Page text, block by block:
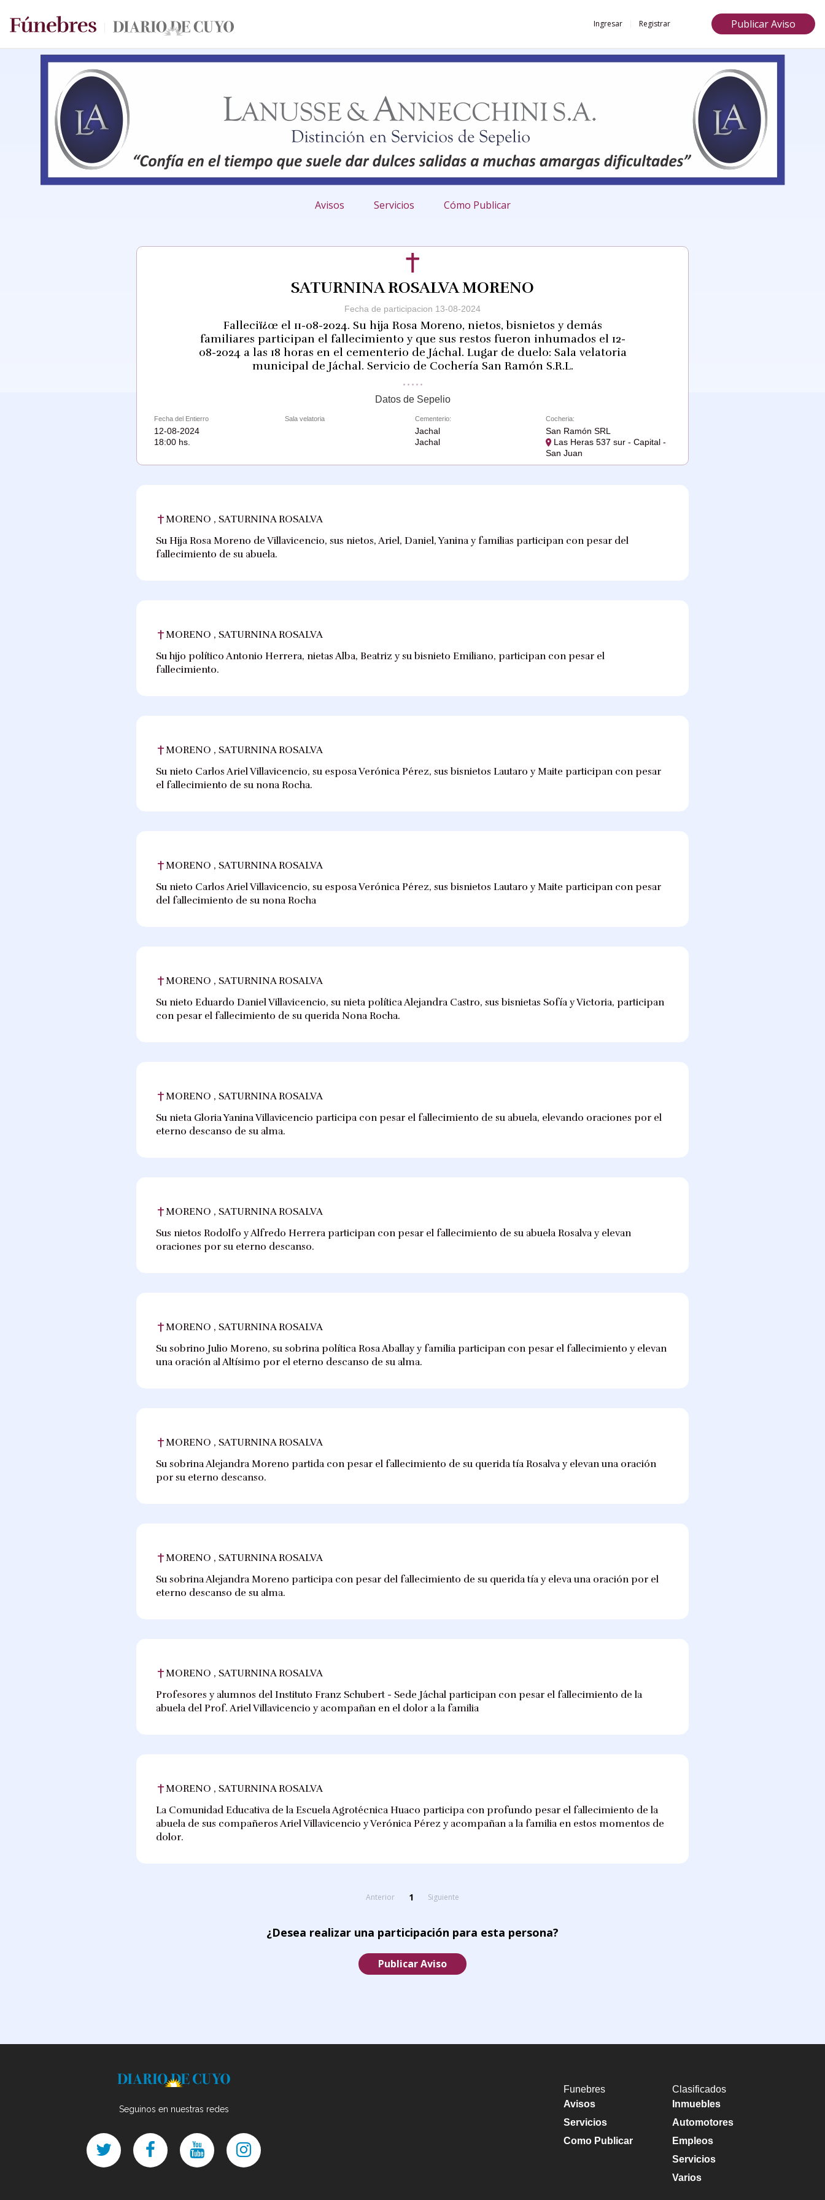
Ingresar Registrar Publicar Aviso
Avisos Servicios Cómo Publicar
SATURNINA ROSALVA MORENO
Fecha de participacion 13-08-2024
Falleciï¿œ el 11-08-2024. Su hija Rosa Moreno, nietos, bisnietos y demás
familiares participan el fallecimiento y que sus restos fueron inhumados el 12-
08-2024 a las 18 horas en el cementerio de Jáchal. Lugar de duelo: Sala velatoria
municipal de Jáchal. Servicio de Cochería San Ramón S.R.L.
Datos de Sepelio
Fecha del Entierro
12-08-2024
18:00 hs.
Sala velatoria Cementerio:
Jachal
Jachal
Cocheria:
San Ramón SRL
Las Heras 537 sur - Capital -
San Juan
MORENO , SATURNINA ROSALVA
Su Hija Rosa Moreno de Villavicencio, sus nietos, Ariel, Daniel, Yanina y familias participan con pesar del
fallecimiento de su abuela.
MORENO , SATURNINA ROSALVA
Su hijo político Antonio Herrera, nietas Alba, Beatriz y su bisnieto Emiliano, participan con pesar el
fallecimiento.
MORENO , SATURNINA ROSALVA
Su nieto Carlos Ariel Villavicencio, su esposa Verónica Pérez, sus bisnietos Lautaro y Maite participan con pesar
el fallecimiento de su nona Rocha.
MORENO , SATURNINA ROSALVA
Su nieto Carlos Ariel Villavicencio, su esposa Verónica Pérez, sus bisnietos Lautaro y Maite participan con pesar
del fallecimiento de su nona Rocha
MORENO , SATURNINA ROSALVA
Su nieto Eduardo Daniel Villavicencio, su nieta política Alejandra Castro, sus bisnietas Sofía y Victoria, participan
con pesar el fallecimiento de su querida Nona Rocha.
MORENO , SATURNINA ROSALVA
Su nieta Gloria Yanina Villavicencio participa con pesar el fallecimiento de su abuela, elevando oraciones por el
eterno descanso de su alma.
MORENO , SATURNINA ROSALVA
Sus nietos Rodolfo y Alfredo Herrera participan con pesar el fallecimiento de su abuela Rosalva y elevan
oraciones por su eterno descanso.
MORENO , SATURNINA ROSALVA
Su sobrino Julio Moreno, su sobrina política Rosa Aballay y familia participan con pesar el fallecimiento y elevan
una oración al Altísimo por el eterno descanso de su alma.
MORENO , SATURNINA ROSALVA
Su sobrina Alejandra Moreno partida con pesar el fallecimiento de su querida tía Rosalva y elevan una oración
por su eterno descanso.
MORENO , SATURNINA ROSALVA
Su sobrina Alejandra Moreno participa con pesar del fallecimiento de su querida tía y eleva una oración por el
eterno descanso de su alma.
MORENO , SATURNINA ROSALVA
Profesores y alumnos del Instituto Franz Schubert - Sede Jáchal participan con pesar el fallecimiento de la
abuela del Prof. Ariel Villavicencio y acompañan en el dolor a la familia
MORENO , SATURNINA ROSALVA
La Comunidad Educativa de la Escuela Agrotécnica Huaco participa con profundo pesar el fallecimiento de la
abuela de sus compañeros Ariel Villavicencio y Verónica Pérez y acompañan a la familia en estos momentos de
dolor.
Anterior 1 Siguiente
¿Desea realizar una participación para esta persona?
Publicar Aviso
Seguinos en nuestras redes
Funebres
Avisos
Servicios
Como Publicar
Clasificados
Inmuebles
Automotores
Empleos
Servicios
Varios